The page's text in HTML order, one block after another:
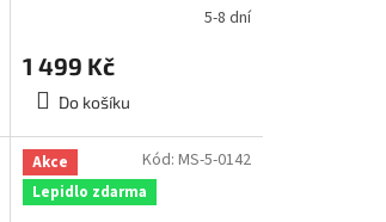
375x250cm, MS-5-01285-8 dní
1 499 Kč
Do košíku
Akce
Lepidlo zdarma
Kód: MS-5-0142